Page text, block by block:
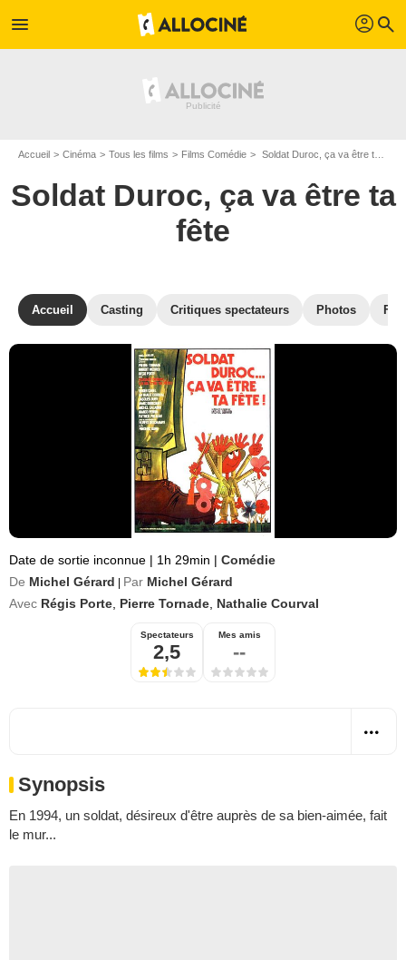
menu profil search
Accueil Cinéma Tous les films Films Comédie Soldat Duroc, ça va être ta fête de Michel Gérard
Soldat Duroc, ça va être ta
fête
Accueil Casting Critiques spectateurs Photos
Date de sortie inconnue | 1h 29min | Comédie
De Michel Gérard Par Michel Gérard
Avec Régis Porte Pierre Tornade Nathalie Courval
Spectateurs
2,5
Mes amis
--
Synopsis
En 1994, un soldat, désireux d'être auprès de sa bien-aimée, fait
le mur...